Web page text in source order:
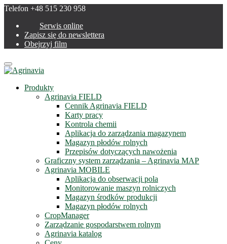
Telefon +48 515 230 958
Serwis online
Zapisz się do newslettera
Obejrzyj film
Menu
Produkty
Agrinavia FIELD
Cennik Agrinavia FIELD
Karty pracy
Kontrola chemii
Aplikacja do zarządzania magazynem
Magazyn płodów rolnych
Przepisów dotyczących nawożenia
Graficzny system zarządzania – Agrinavia MAP
Agrinavia MOBILE
Aplikacja do obserwacji pola
Monitorowanie maszyn rolniczych
Magazyn środków produkcji
Magazyn płodów rolnych
CropManager
Zarządzanie gospodarstwem rolnym
Agrinavia katalog